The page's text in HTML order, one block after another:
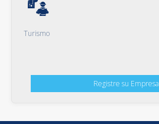
Turismo
Registre su Empresa